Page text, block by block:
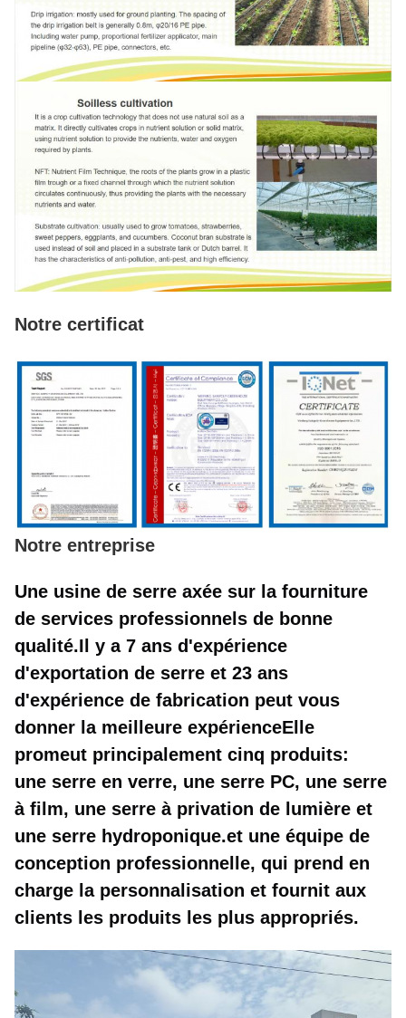
Notre certificat
Notre entreprise
Une usine de serre axée sur la fourniture
de services professionnels de bonne
qualité.Il y a 7 ans d'expérience
d'exportation de serre et 23 ans
d'expérience de fabrication peut vous
donner la meilleure expérienceElle
promeut principalement cinq produits:
une serre en verre, une serre PC, une serre
à film, une serre à privation de lumière et
une serre hydroponique.et une équipe de
conception professionnelle, qui prend en
charge la personnalisation et fournit aux
clients les produits les plus appropriés.